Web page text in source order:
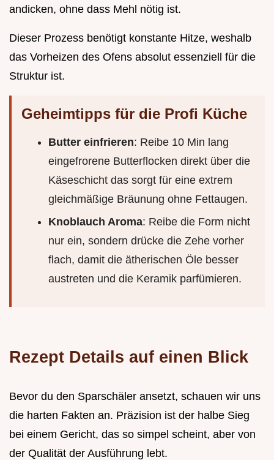
andicken, ohne dass Mehl nötig ist.
Dieser Prozess benötigt konstante Hitze, weshalb
das Vorheizen des Ofens absolut essenziell für die
Struktur ist.
Geheimtipps für die Profi Küche
Butter einfrieren: Reibe 10 Min lang
eingefrorene Butterflocken direkt über die
Käseschicht das sorgt für eine extrem
gleichmäßige Bräunung ohne Fettaugen.
Knoblauch Aroma: Reibe die Form nicht
nur ein, sondern drücke die Zehe vorher
flach, damit die ätherischen Öle besser
austreten und die Keramik parfümieren.
Rezept Details auf einen Blick
Bevor du den Sparschäler ansetzt, schauen wir uns
die harten Fakten an. Präzision ist der halbe Sieg
bei einem Gericht, das so simpel scheint, aber von
der Qualität der Ausführung lebt.